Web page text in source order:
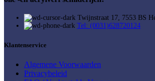
Twijnstraat 17, 7553 BS
Tel: (0031)628720124
Klantenservice
Algemene Voorwaarden
Privacybeleid